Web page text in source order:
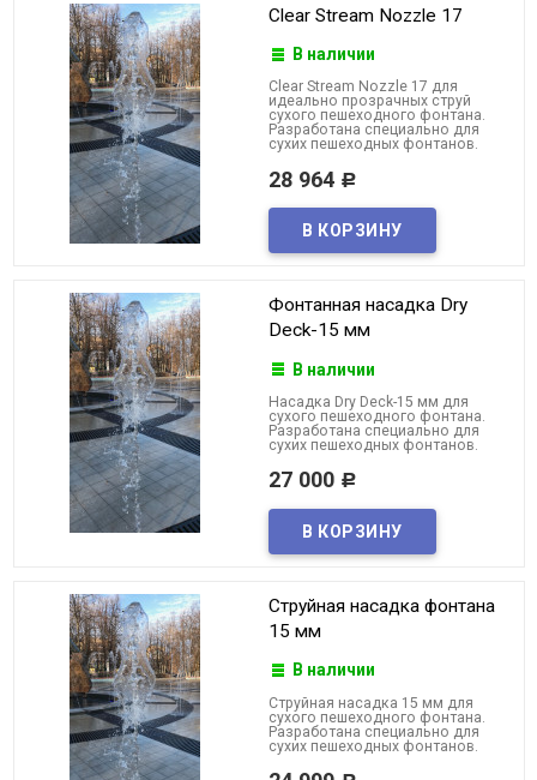
Clear Stream Nozzle 17
В наличии
Clear Stream Nozzle 17 для
идеально прозрачных струй
сухого пешеходного фонтана.
Разработана специально для
сухих пешеходных фонтанов.
28 964 Р
Фонтанная насадка Dry
Deck-15 мм
В наличии
Насадка Dry Deck-15 мм для
сухого пешеходного фонтана.
Разработана специально для
сухих пешеходных фонтанов.
27 000 Р
Струйная насадка фонтана
15 мм
В наличии
Струйная насадка 15 мм для
сухого пешеходного фонтана.
Разработана специально для
сухих пешеходных фонтанов.